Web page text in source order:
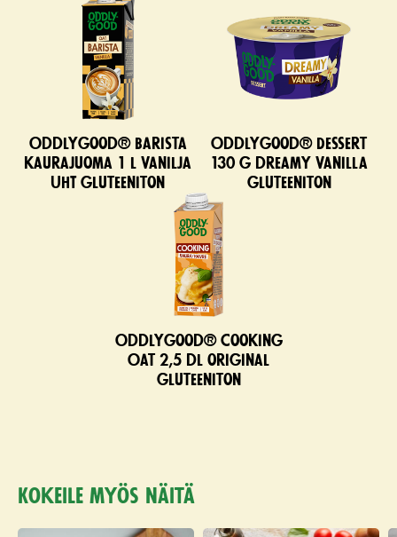
Oddlygood® Barista
kaurajuoma 1 l vanilja
UHT gluteeniton
Oddlygood® Dessert
130 g dreamy vanilla
gluteeniton
Oddlygood® Cooking
Oat 2,5 dl original
gluteeniton
Kokeile myös näitä